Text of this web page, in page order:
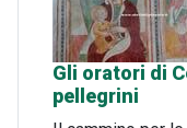
Gli oratori di
pellegrini